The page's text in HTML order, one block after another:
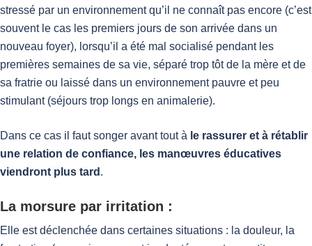
stressé par un environnement qu’il ne connaît pas encore (c’est
souvent le cas les premiers jours de son arrivée dans un
nouveau foyer), lorsqu’il a été mal socialisé pendant les
premières semaines de sa vie, séparé trop tôt de la mère et de
sa fratrie ou laissé dans un environnement pauvre et peu
stimulant (séjours trop longs en animalerie).
Dans ce cas il faut songer avant tout à le rassurer et à rétablir
une relation de confiance, les manœuvres éducatives
viendront plus tard .
La morsure par irritation :
Elle est déclenchée dans certaines situations : la douleur, la